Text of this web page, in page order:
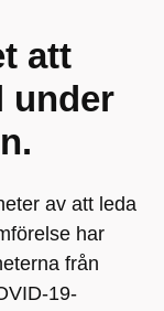
att
under
av att leda
har
från
19-